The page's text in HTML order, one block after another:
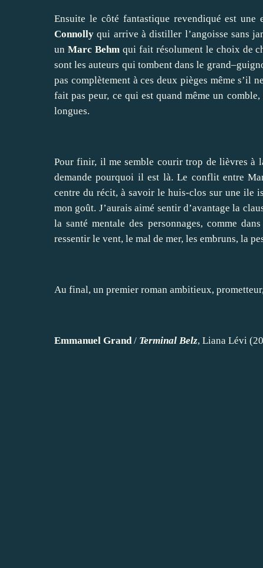
Ensuite le côté fantastique revendiqué est une
Connolly qui arrive à distiller l’angoisse sans
un Marc Behm qui fait résolument le choix de
sont les auteurs qui tombent dans le
pas complètement à ces deux pièges même s’il
fait pas peur, ce qui est quand même un
longues.
Pour finir, il me semble courir trop de lièvres à
demande pourquoi il est là. Le conflit entre
centre du récit, à savoir le huis-clos sur une ile
mon goût. J’aurais aimé sentir d’avantage la
la santé mentale des personnages, comme dans
ressentir le vent, le mal de mer, les embruns, la
Au final, un premier roman ambitieux,
Emmanuel Grand / Terminal Belz, Liana Lévi